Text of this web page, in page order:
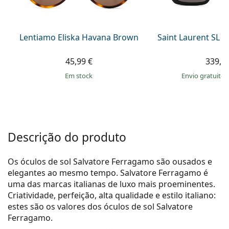
Persol
Lentiamo Eliska Havana Brown
45,99 €
em stock
Saint Laurent SL
Envio gratuito
Descrição do produto
Os óculos de sol Salvatore Ferragamo são ousados e
elegantes ao mesmo tempo. Salvatore Ferragamo é
uma das marcas italianas de luxo mais proeminentes.
Criatividade, perfeição, alta qualidade e estilo italiano:
estes são os valores dos óculos de sol Salvatore
Ferragamo.